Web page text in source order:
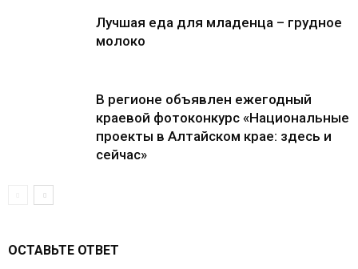
Лучшая еда для младенца – грудное
молоко
В регионе объявлен ежегодный
краевой фотоконкурс «Национальные
проекты в Алтайском крае: здесь и
сейчас»
ОСТАВЬТЕ ОТВЕТ